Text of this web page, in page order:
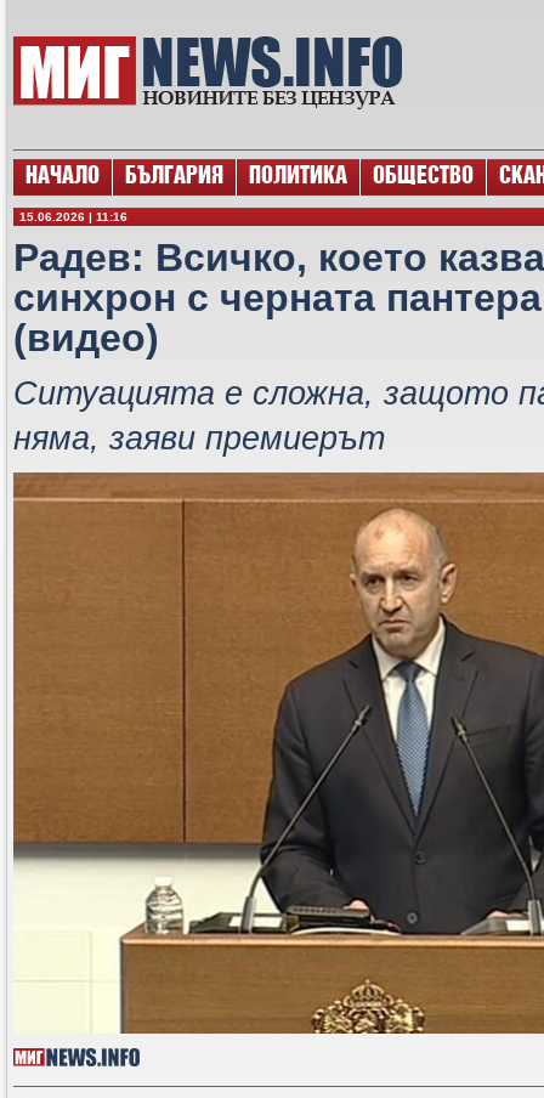
НАЧАЛО БЪЛГАРИЯ ПОЛИТИКА ОБЩЕСТВО
15.06.2026 | 11:16
Радев: Всичко, което
синхрон с черната
(видео)
Ситуацията е сложна, защото
няма, заяви премиерът